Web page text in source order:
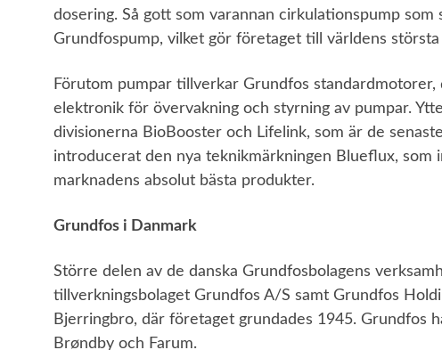
dosering. Så gott som varannan cirkulationspump som
Grundfospump, vilket gör företaget till världens
Förutom pumpar tillverkar Grundfos
elektronik för övervakning och styrning av pumpar.
divisionerna BioBooster och Lifelink, som är de
introducerat den nya teknikmärkningen Blueflux, som
marknadens absolut bästa produkter.
Grundfos i Danmark
Större delen av de danska Grundfosbolagens
tillverkningsbolaget Grundfos A/S samt Grundfos
Bjerringbro, där företaget grundades 1945. Grundfos
Brøndby och Farum.